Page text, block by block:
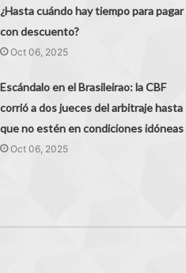
¿Hasta cuándo hay tiempo para pagar
con descuento?
Oct 06, 2025
Escándalo en el Brasileirao: la CBF
corrió a dos jueces del arbitraje hasta
que no estén en condiciones idóneas
Oct 06, 2025